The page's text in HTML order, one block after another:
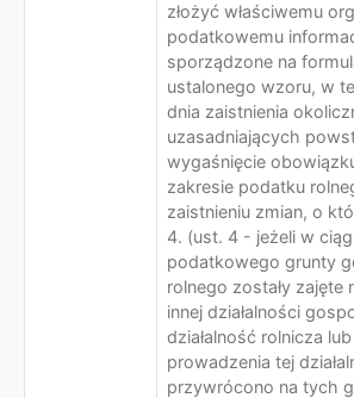
złożyć właściwemu
podatkowemu
sporządzone na
ustalonego wzoru, w
dnia zaistnienia
uzasadniających
wygaśnięcie
zakresie podatku
zaistnieniu zmian, o
4. (ust. 4 - jeżeli w
podatkowego grunty
rolnego zostały zajęte
innej działalności
działalność rolnicza
prowadzenia tej
przywrócono na tych